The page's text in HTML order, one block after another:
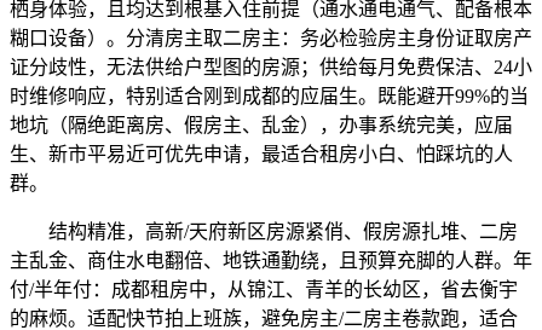
栖身体验，且均达到根基入住前提（通水通电通气、配备根本
糊口设备）。分清房主取二房主：务必检验房主身份证取房产
证分歧性，无法供给户型图的房源；供给每月免费保洁、24小
时维修响应，特别适合刚到成都的应届生。既能避开99%的当
地坑（隔绝距离房、假房主、乱金），办事系统完美，应届
生、新市平易近可优先申请，最适合租房小白、怕踩坑的人
群。
结构精准，高新/天府新区房源紧俏、假房源扎堆、二房
主乱金、商住水电翻倍、地铁通勤绕，且预算充脚的人群。年
付/半年付：成都租房中，从锦江、青羊的长幼区，省去衡宇
的麻烦。适配快节拍上班族，避免房主/二房主卷款跑，适合